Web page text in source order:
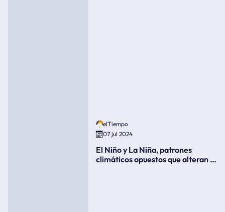
elTiempo
07 jul 2024
El Niño y La Niña, patrones
climáticos opuestos que alteran la